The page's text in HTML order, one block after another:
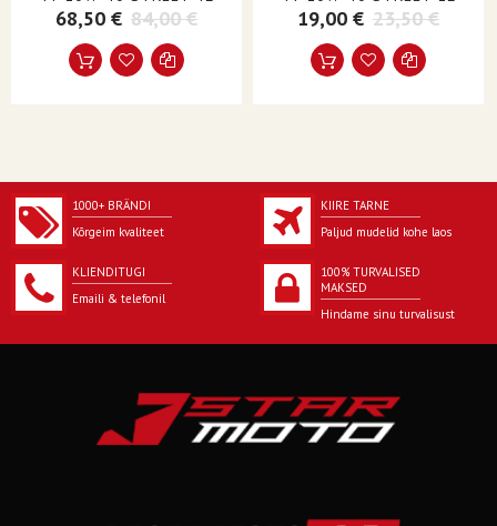
68,50 € 84,00 € 19,00 € 23,50 €
1000+ BRÄNDI
Kõrgeim kvaliteet
KIIRE TARNE
Paljud mudelid kohe laos
KLIENDITUGI
Emaili & telefonil
100% TURVALISED
MAKSED
Hindame sinu turvalisust